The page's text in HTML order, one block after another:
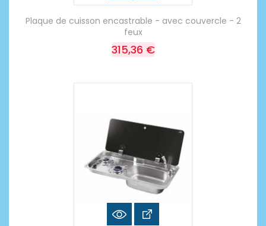
Plaque de cuisson encastrable - avec couvercle - 2
feux
315,36 €